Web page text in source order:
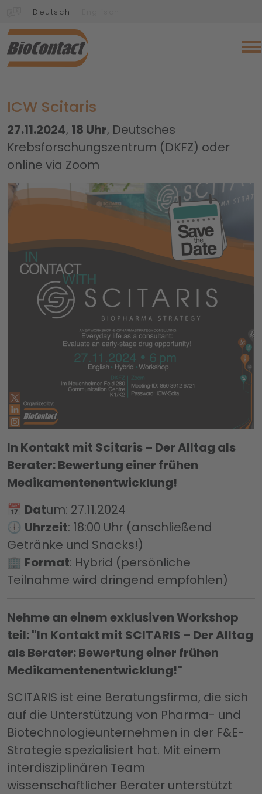
Deutsch
ICW Scitaris
27.11.2024, 18 Uhr, Deutsches
Krebsforschungszentrum (DKFZ) oder
online via Zoom
In Kontakt mit Scitaris – Der Alltag als
Berater: Bewertung einer frühen
Medikamentenentwicklung!
📅 Datum: 27.11.2024
🕕 Uhrzeit: 18:00 Uhr (anschließend
Getränke und Snacks!)
🏢 Format: Hybrid (persönliche
Teilnahme wird dringend empfohlen)
Nehme an einem exklusiven Workshop
teil: "In Kontakt mit SCITARIS – Der Alltag
als Berater: Bewertung einer frühen
Medikamentenentwicklung!"
SCITARIS ist eine Beratungsfirma, die sich
auf die Unterstützung von Pharma- und
Biotechnologieunternehmen in der F&E-
Strategie spezialisiert hat. Mit einem
interdisziplinären Team
wissenschaftlicher Berater unterstützt